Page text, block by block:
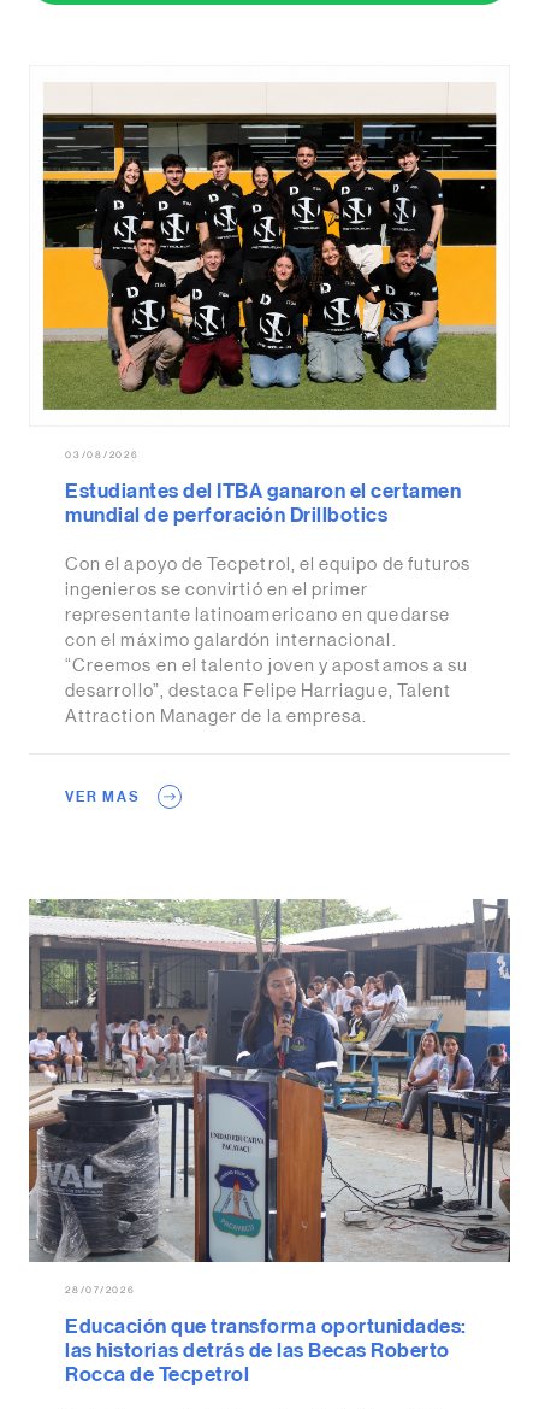
03/08/2026
Estudiantes del ITBA ganaron el certamen
mundial de perforación Drillbotics
Con el apoyo de Tecpetrol, el equipo de futuros
ingenieros se convirtió en el primer
representante latinoamericano en quedarse
con el máximo galardón internacional.
“Creemos en el talento joven y apostamos a su
desarrollo”, destaca Felipe Harriague, Talent
Attraction Manager de la empresa.
VER MAS
28/07/2026
Educación que transforma oportunidades:
las historias detrás de las Becas Roberto
Rocca de Tecpetrol